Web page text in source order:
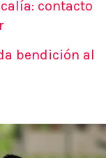
contacto
bendición al